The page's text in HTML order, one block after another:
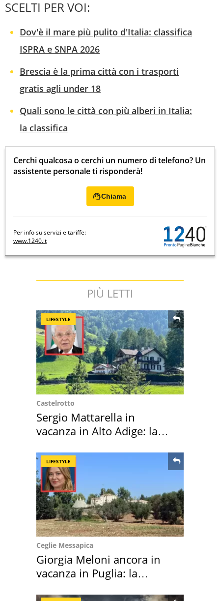
SCELTI PER VOI:
Dov'è il mare più pulito d'Italia: classifica
ISPRA e SNPA 2026
Brescia è la prima città con i trasporti
gratis agli under 18
Quali sono le città con più alberi in Italia:
la classifica
Cerchi qualcosa o cerchi un numero di telefono? Un
assistente personale ti risponderà!
Chiama
Per info su servizi e tariffe:
www.1240.it
PIÙ LETTI
LIFESTYLE
Castelrotto
Sergio Mattarella in
vacanza in Alto Adige: la
LIFESTYLE
Ceglie Messapica
Giorgia Meloni ancora in
vacanza in Puglia: la